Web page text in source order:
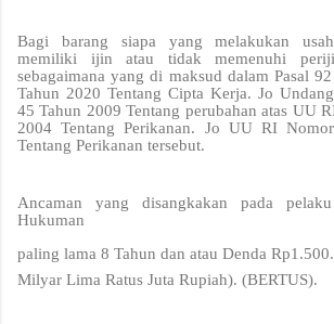
Bagi barang siapa yang melakukan
memiliki ijin atau tidak memenuhi
sebagaimana yang di maksud dalam Pasal
Tahun 2020 Tentang Cipta Kerja. Jo
45 Tahun 2009 Tentang perubahan atas UU
2004 Tentang Perikanan. Jo UU RI
Tentang Perikanan tersebut.
Ancaman yang disangkakan pada
Hukuman
paling lama 8 Tahun dan atau Denda
Milyar Lima Ratus Juta Rupiah). (BERTUS).